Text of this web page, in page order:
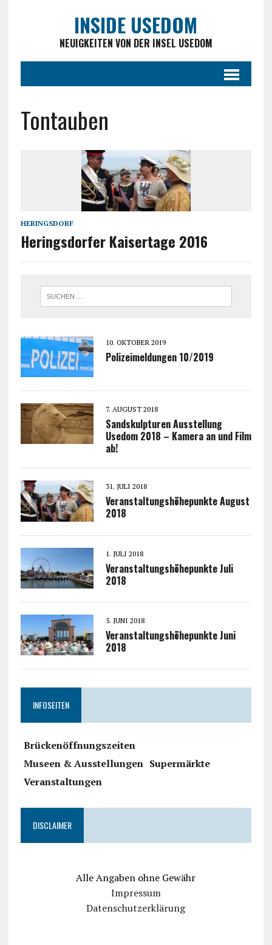
INSIDE USEDOM
NEUIGKEITEN VON DER INSEL USEDOM
Tontauben
HERINGSDORF
Heringsdorfer Kaisertage 2016
10. OKTOBER 2019
Polizeimeldungen 10/2019
7. AUGUST 2018
Sandskulpturen Ausstellung
Usedom 2018 – Kamera an und Film
ab!
31. JULI 2018
Veranstaltungshöhepunkte August
2018
1. JULI 2018
Veranstaltungshöhepunkte Juli
2018
5. JUNI 2018
Veranstaltungshöhepunkte Juni
2018
INFOSEITEN
Brückenöffnungszeiten
Museen & Ausstellungen Supermärkte
Veranstaltungen
DISCLAIMER
Alle Angaben ohne Gewähr
Impressum
Datenschutzerklärung